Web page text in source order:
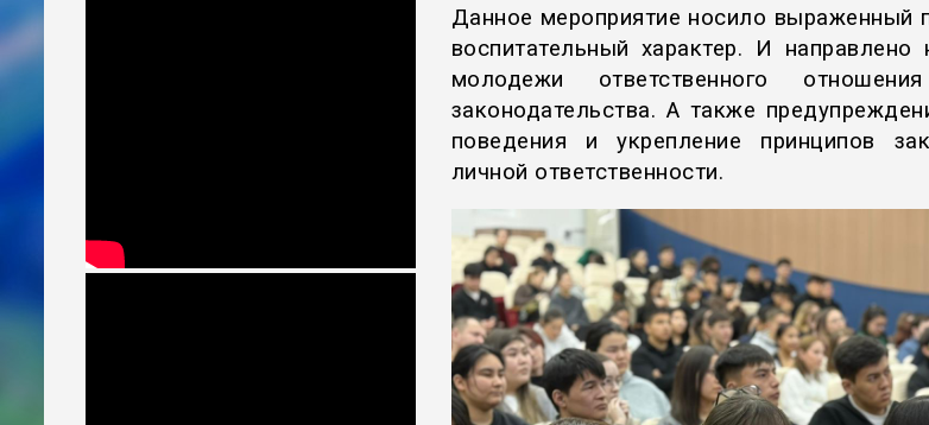
Данное мероприятие носило выраженный
воспитательный характер. И
молодежи ответственного
законодательства. А также
поведения и укрепление принципов
личной ответственности.